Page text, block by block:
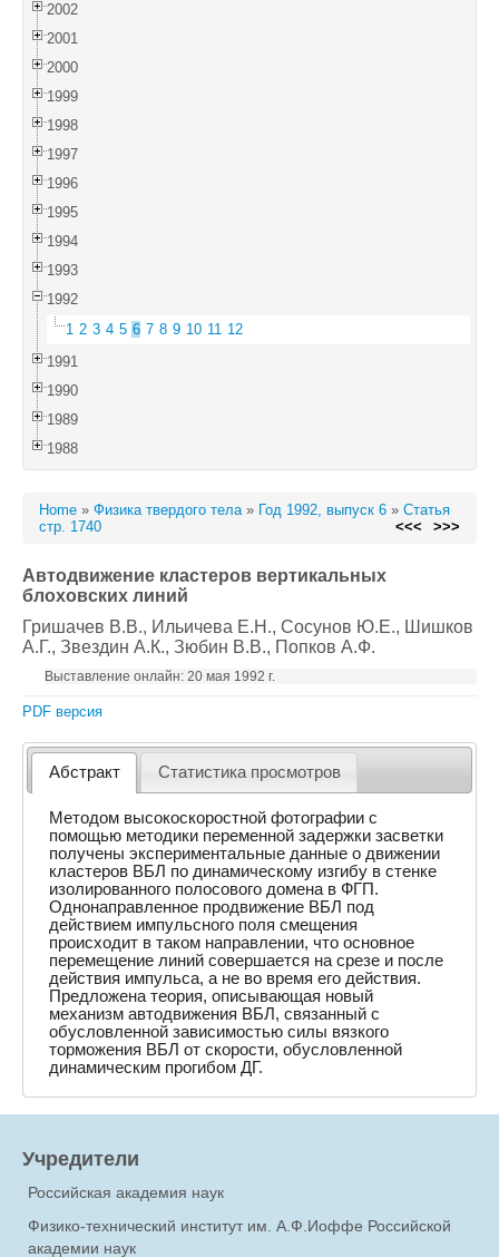
2002
2001
2000
1999
1998
1997
1996
1995
1994
1993
1992
1 2 3 4 5 6 7 8 9 10 11 12
1991
1990
1989
1988
Home » Физика твердого тела» Год 1992, выпуск 6 » Статья
стр. 1740
<<< >>>
Автодвижение кластеров вертикальных
блоховских линий
Гришачев В.В., Ильичева Е.Н., Сосунов Ю.Е., Шишков
А.Г., Звездин А.К., Зюбин В.В., Попков А.Ф.
Выставление онлайн: 20 мая 1992 г.
PDF версия
Абстракт Статистика просмотров
Методом высокоскоростной фотографии с
помощью методики переменной задержки засветки
получены экспериментальные данные о движении
кластеров ВБЛ по динамическому изгибу в стенке
изолированного полосового домена в ФГП.
Однонаправленное продвижение ВБЛ под
действием импульсного поля смещения
происходит в таком направлении, что основное
перемещение линий совершается на срезе и после
действия импульса, а не во время его действия.
Предложена теория, описывающая новый
механизм автодвижения ВБЛ, связанный с
обусловленной зависимостью силы вязкого
торможения ВБЛ от скорости, обусловленной
динамическим прогибом ДГ.
Учредители
Российская академия наук
Физико-технический институт им. А.Ф.Иоффе Российской
академии наук